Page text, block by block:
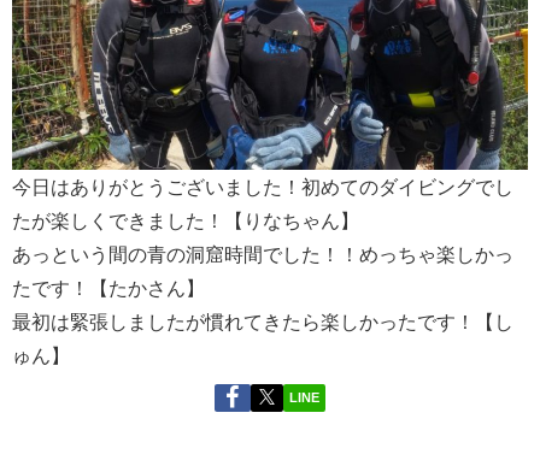
今日はありがとうございました！初めてのダイビングでし
たが楽しくできました！【りなちゃん】
あっという間の青の洞窟時間でした！！めっちゃ楽しかっ
たです！【たかさん】
最初は緊張しましたが慣れてきたら楽しかったです！【し
ゅん】
LINE